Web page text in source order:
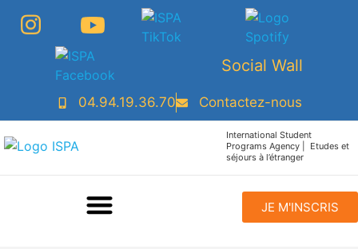
Social Wall
04.94.19.36.70 Contactez-nous
International Student
Programs Agency | Etudes et
séjours à l’étranger
JE M'INSCRIS